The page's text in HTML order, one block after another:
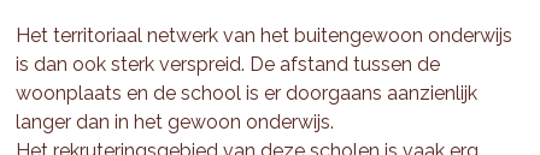
Het territoriaal netwerk van het buitengewoon onderwijs
is dan ook sterk verspreid. De afstand tussen de
woonplaats en de school is er doorgaans aanzienlijk
langer dan in het gewoon onderwijs.